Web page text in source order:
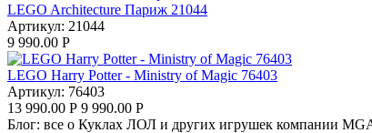
LEGO Architecture Париж 21044
Артикул: 21044
9 990.00 Р
LEGO Harry Potter - Ministry of Magic 76403
Артикул: 76403
13 990.00 Р 9 990.00 Р
Блог: все о Куклах ЛОЛ и других игрушек компании